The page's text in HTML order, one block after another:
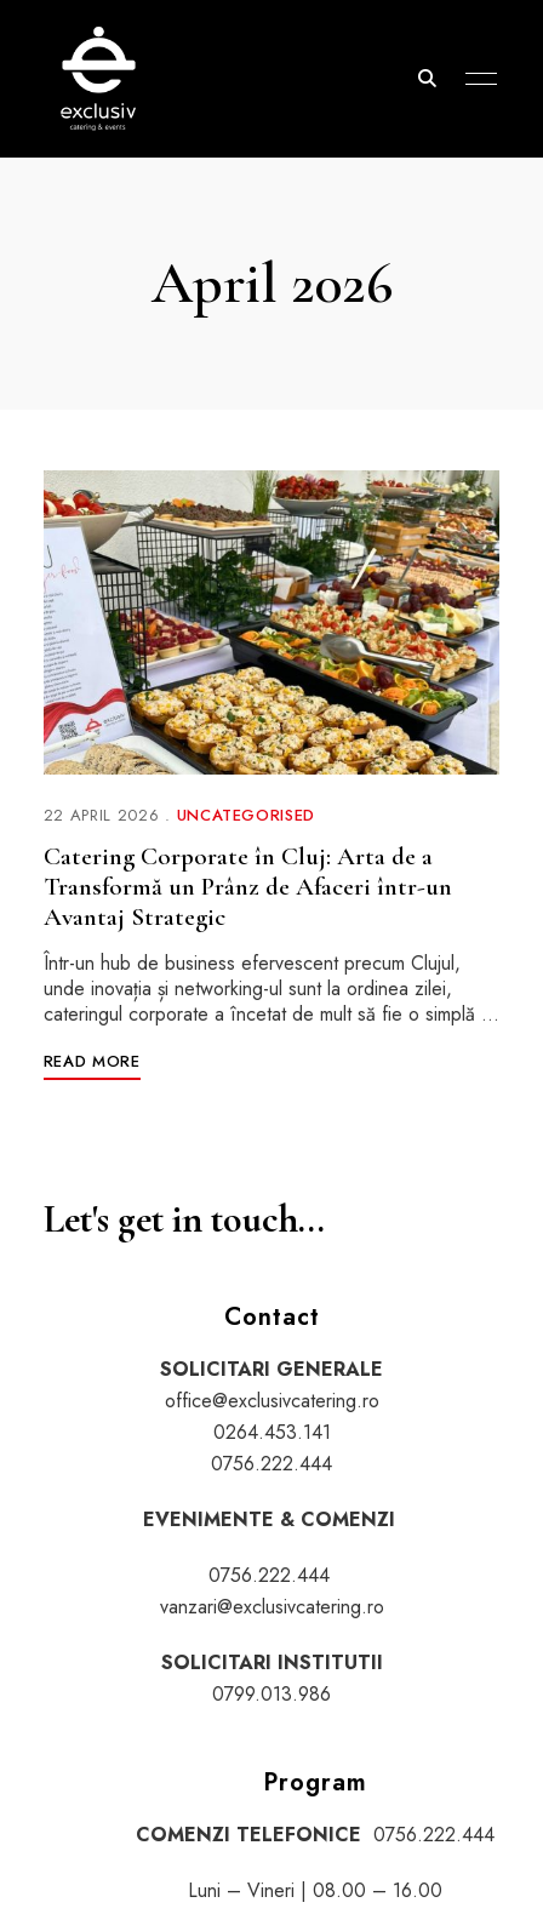
Exclusiv
April 2026
22 APRIL 2026 UNCATEGORISED
Catering Corporate în Cluj: Arta de a
Transformă un Prânz de Afaceri într-un
Avantaj Strategic
Într-un hub de business efervescent precum Clujul,
unde inovația și networking-ul sunt la ordinea zilei,
cateringul corporate a încetat de mult să fie o simplă …
READ MORE
Let's get in touch...
Contact
SOLICITARI GENERALE
office@exclusivcatering.ro
0264.453.141
0756.222.444
EVENIMENTE & COMENZI
0756.222.444
vanzari@exclusivcatering.ro
SOLICITARI INSTITUTII
0799.013.986
Program
COMENZI TELEFONICE0756.222.444
Luni – Vineri | 08.00 – 16.00